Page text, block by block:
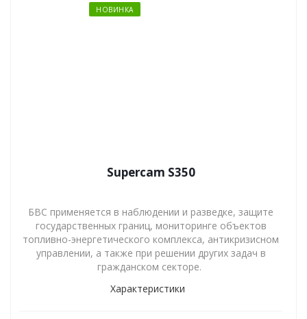
НОВИНКА
Supercam S350
БВС применяется в наблюдении и разведке, защите
государственных границ, мониторинге объектов
топливно-энергетического комплекса, антикризисном
управлении, а также при решении других задач в
гражданском секторе.
Характеристики